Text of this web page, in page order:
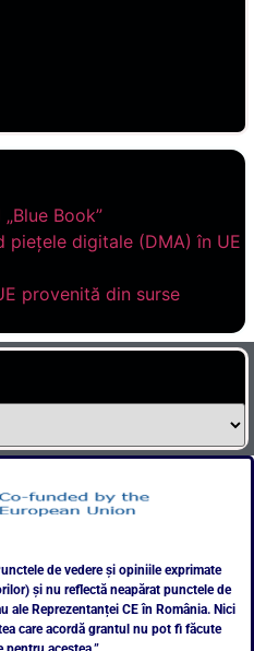
Book”
piețele digitale (DMA) în UE
provenită din surse
de vedere și opiniile exprimate
și nu reflectă neapărat punctele de
ale Reprezentanței CE în România. Nici
care acordă grantul nu pot fi făcute